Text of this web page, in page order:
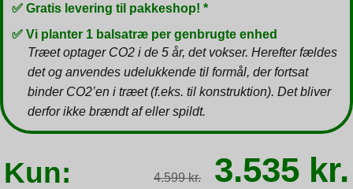
✅ Gratis levering til pakkeshop! *
✅ Vi planter 1 balsatræ per genbrugte enhed
Træet optager CO2 i de 5 år, det vokser. Herefter fældes
det og anvendes udelukkende til formål, der fortsat
binder CO2’en i træet (f.eks. til konstruktion). Det bliver
derfor ikke brændt af eller spildt.
Kun: 4.599kr. Den
3.535 kr.